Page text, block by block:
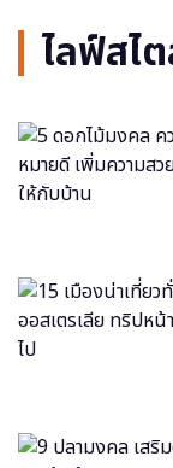
ไลฟ์สไ